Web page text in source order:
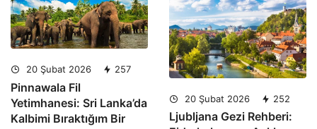
20 Şubat 2026 257
Pinnawala Fil
Yetimhanesi: Sri Lanka’da
Kalbimi Bıraktığım Bir
20 Şubat 2026 252
Ljubljana Gezi Rehberi: